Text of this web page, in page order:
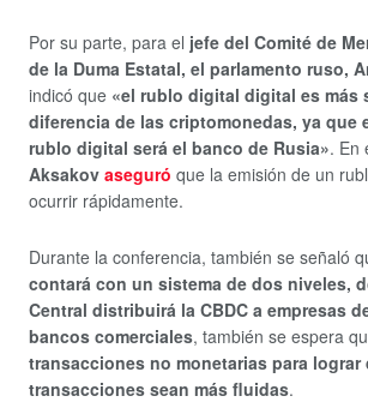
Por su parte, para el jefe del Comité de
de la Duma Estatal, el parlamento ruso,
indicó que «el rublo digital digital es más
diferencia de las criptomonedas, ya que
rublo digital será el banco de Rusia». En
Aksakov aseguró que la emisión de un
ocurrir rápidamente.
Durante la conferencia, también se señaló
contará con un sistema de dos niveles,
Central distribuirá la CBDC a empresas
bancos comerciales, también se espera
transacciones no monetarias para lograr
transacciones sean más fluidas.